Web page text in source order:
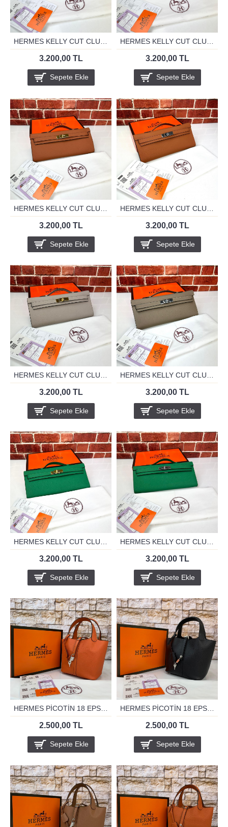
HERMES KELLY CUT CLUTH ORANJ SİLVER
3.200,00 TL
Sepete Ekle
HERMES KELLY CUT CLUTH SİYAH GOLD
3.200,00 TL
Sepete Ekle
3.200,00 TL
Sepete Ekle
3.200,00 TL
Sepete Ekle
3.200,00 TL
Sepete Ekle
3.200,00 TL
Sepete Ekle
3.200,00 TL
Sepete Ekle
3.200,00 TL
Sepete Ekle
HERMES PİCOTİN 18 EPSON ORANJ
2.500,00 TL
Sepete Ekle
HERMES PİCOTİN 18 EPSON SİYAH
2.500,00 TL
Sepete Ekle